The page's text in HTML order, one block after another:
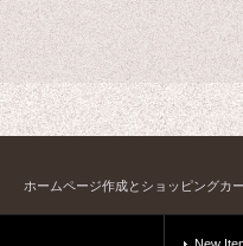
ホームページ作成とショッピングカ